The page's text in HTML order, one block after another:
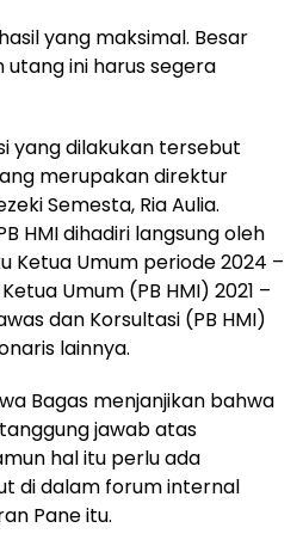
yang maksimal. Besar
ini harus segera
yang dilakukan tersebut
merupakan direktur
Semesta, Ria Aulia.
HMI dihadiri langsung oleh
Ketua Umum periode 2024 –
Umum (PB HMI) 2021 –
dan Korsultasi (PB HMI)
lainnya.
Bagas menjanjikan bahwa
jawab atas
hal itu perlu ada
di dalam forum internal
Pane itu.